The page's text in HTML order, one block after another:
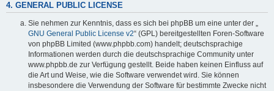
4. GENERAL PUBLIC LICENSE
Sie nehmen zur Kenntnis, dass es sich bei phpBB um eine unter der „
GNU General Public License v2“ (GPL) bereitgestellten Foren-Software
von phpBB Limited (www.phpbb.com) handelt; deutschsprachige
Informationen werden durch die deutschsprachige Community unter
www.phpbb.de zur Verfügung gestellt. Beide haben keinen Einfluss auf
die Art und Weise, wie die Software verwendet wird. Sie können
insbesondere die Verwendung der Software für bestimmte Zwecke nicht